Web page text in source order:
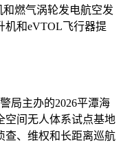
和燃气涡轮发电航空发
机和eVTOL飞行器提
局主办的2026平潭海
空间无人体系试点基地
查、维权和长距离巡航